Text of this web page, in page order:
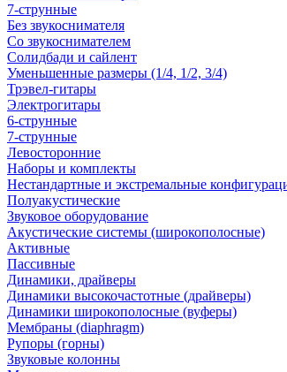
7-струнные
Без звукоснимателя
Со звукоснимателем
Солидбади и сайлент
Уменьшенные размеры (1/4, 1/2, 3/4)
Трэвел-гитары
Электрогитары
6-струнные
7-струнные
Левосторонние
Наборы и комплекты
Нестандартные и экстремальные
Полуакустические
Звуковое оборудование
Акустические системы (широкополосные)
Активные
Пассивные
Динамики, драйверы
Динамики высокочастотные (драйверы)
Динамики широкополосные (вуферы)
Мембраны (diaphragm)
Рупоры (горны)
Звуковые колонны